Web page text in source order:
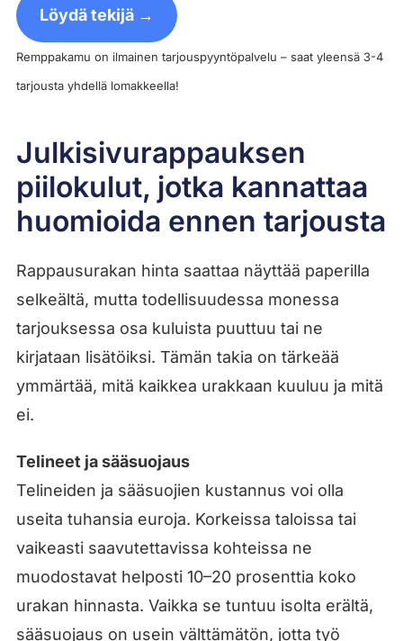
Löydä tekijä →
Remppakamu on ilmainen tarjouspyyntöpalvelu – saat yleensä 3-4
tarjousta yhdellä lomakkeella!
Julkisivurappauksen
piilokulut, jotka kannattaa
huomioida ennen tarjousta
Rappausurakan hinta saattaa näyttää paperilla
selkeältä, mutta todellisuudessa monessa
tarjouksessa osa kuluista puuttuu tai ne
kirjataan lisätöiksi. Tämän takia on tärkeää
ymmärtää, mitä kaikkea urakkaan kuuluu ja mitä
ei.
Telineet ja sääsuojaus
Telineiden ja sääsuojien kustannus voi olla
useita tuhansia euroja. Korkeissa taloissa tai
vaikeasti saavutettavissa kohteissa ne
muodostavat helposti 10–20 prosenttia koko
urakan hinnasta. Vaikka se tuntuu isolta erältä,
sääsuojaus on usein välttämätön, jotta työ